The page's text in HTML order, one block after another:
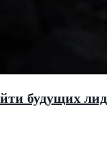
будущих